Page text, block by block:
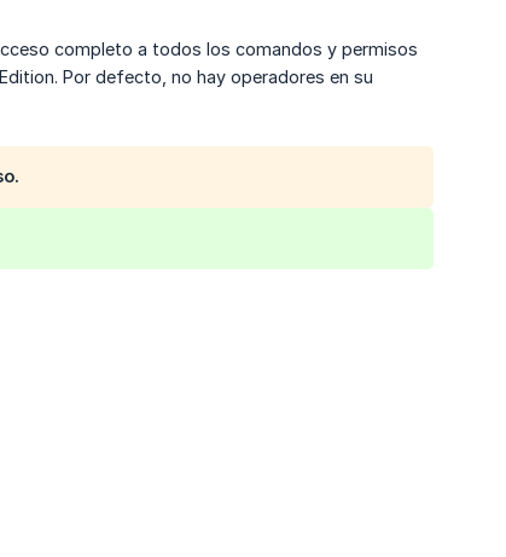
completo a todos los comandos y permisos
Por defecto, no hay operadores en su